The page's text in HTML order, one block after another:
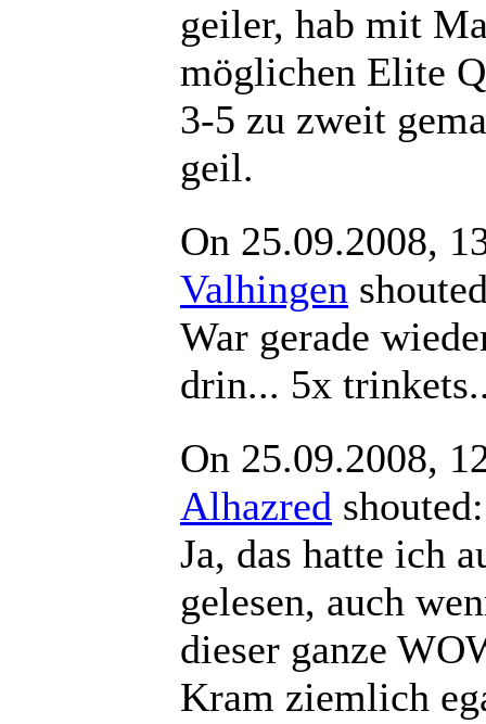
geiler, hab mit
möglichen Elite
3-5 zu zweit
geil.
On 25.09.2008,
Valhingen
War gerade
drin... 5x
On 25.09.2008,
Alhazred
Ja, das hatte ich
gelesen, auch
dieser ganze
Kram ziemlich